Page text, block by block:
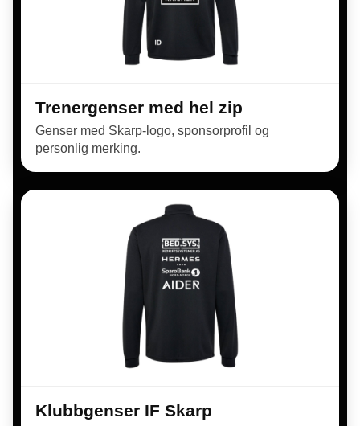
Trenergenser med hel zip
Genser med Skarp-logo, sponsorprofil og
personlig merking.
Klubbgenser IF Skarp